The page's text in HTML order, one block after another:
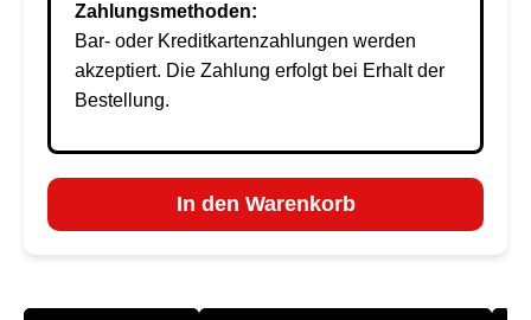
Zahlungsmethoden:
Bar- oder Kreditkartenzahlungen werden
akzeptiert. Die Zahlung erfolgt bei Erhalt der
Bestellung.
In den Warenkorb